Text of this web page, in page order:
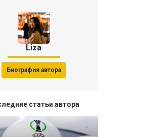
Liza
Биография автора
статьи автора